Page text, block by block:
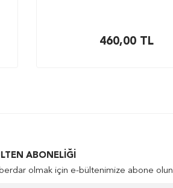
460,00 TL
ABONELIĞI
olmak için e-bültenimize abone